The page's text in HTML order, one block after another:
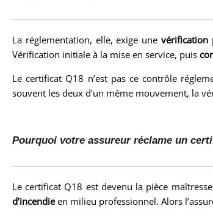
La réglementation, elle, exige une vérification
Vérification initiale à la mise en service, puis
Le certificat Q18 n’est pas ce contrôle
souvent les deux d’un même mouvement, la
Pourquoi votre assureur réclame un
Le certificat Q18 est devenu la pièce
d’incendieen milieu professionnel. Alors